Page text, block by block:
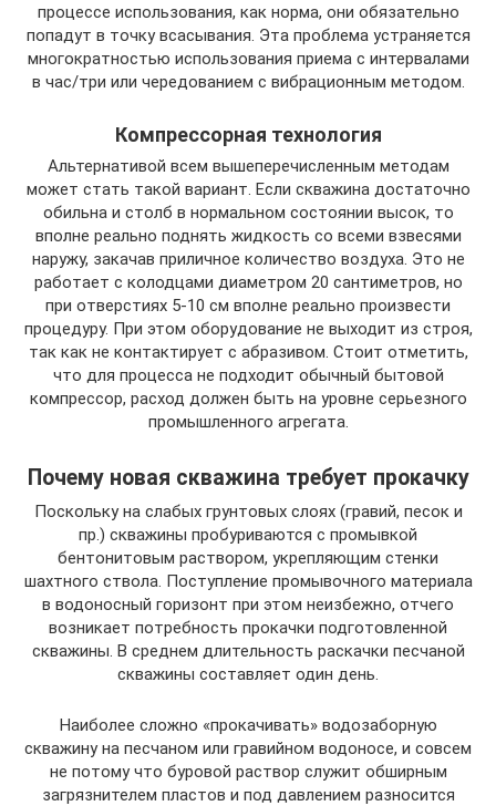
процессе использования, как норма, они обязательно
попадут в точку всасывания. Эта проблема устраняется
многократностью использования приема с интервалами
в час/три или чередованием с вибрационным методом.
Компрессорная технология
Альтернативой всем вышеперечисленным методам
может стать такой вариант. Если скважина достаточно
обильна и столб в нормальном состоянии высок, то
вполне реально поднять жидкость со всеми взвесями
наружу, закачав приличное количество воздуха. Это не
работает с колодцами диаметром 20 сантиметров, но
при отверстиях 5-10 см вполне реально произвести
процедуру. При этом оборудование не выходит из строя,
так как не контактирует с абразивом. Стоит отметить,
что для процесса не подходит обычный бытовой
компрессор, расход должен быть на уровне серьезного
промышленного агрегата.
Почему новая скважина требует прокачку
Поскольку на слабых грунтовых слоях (гравий, песок и
пр.) скважины пробуриваются с промывкой
бентонитовым раствором, укрепляющим стенки
шахтного ствола. Поступление промывочного материала
в водоносный горизонт при этом неизбежно, отчего
возникает потребность прокачки подготовленной
скважины. В среднем длительность раскачки песчаной
скважины составляет один день.
Наиболее сложно «прокачивать» водозаборную
скважину на песчаном или гравийном водоносе, и совсем
не потому что буровой раствор служит обширным
загрязнителем пластов и под давлением разносится